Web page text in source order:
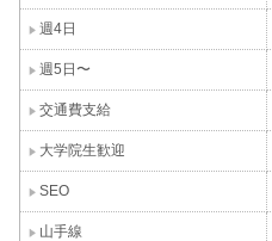
週4日
週5日〜
交通費支給
大学院生歓迎
SEO
山手線